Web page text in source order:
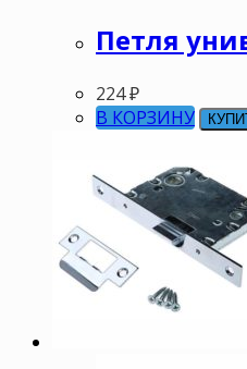
Петля
224₽
В КОРЗИНУ